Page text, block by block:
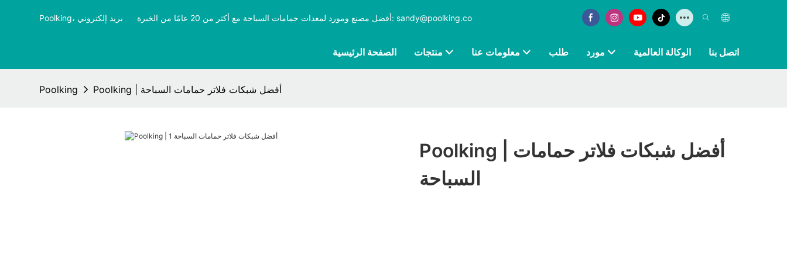
Poolking، أفضل مصنع ومورد لمعدات حمامات السباحة مع أكثر من 20 عامًا من الخبرةبريد إلكتروني: sandy@poolking.co
الصفحة الرئيسية منتجات معلومات عنا طلب مورد الوكالة العالمية اتصل بنا
Poolking Poolking | أفضل شبكات فلاتر حمامات السباحة
Poolking | أفضل شبكات فلاتر حمامات
السباحة